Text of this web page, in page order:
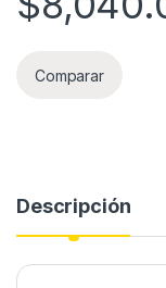
Comparar
Descripción